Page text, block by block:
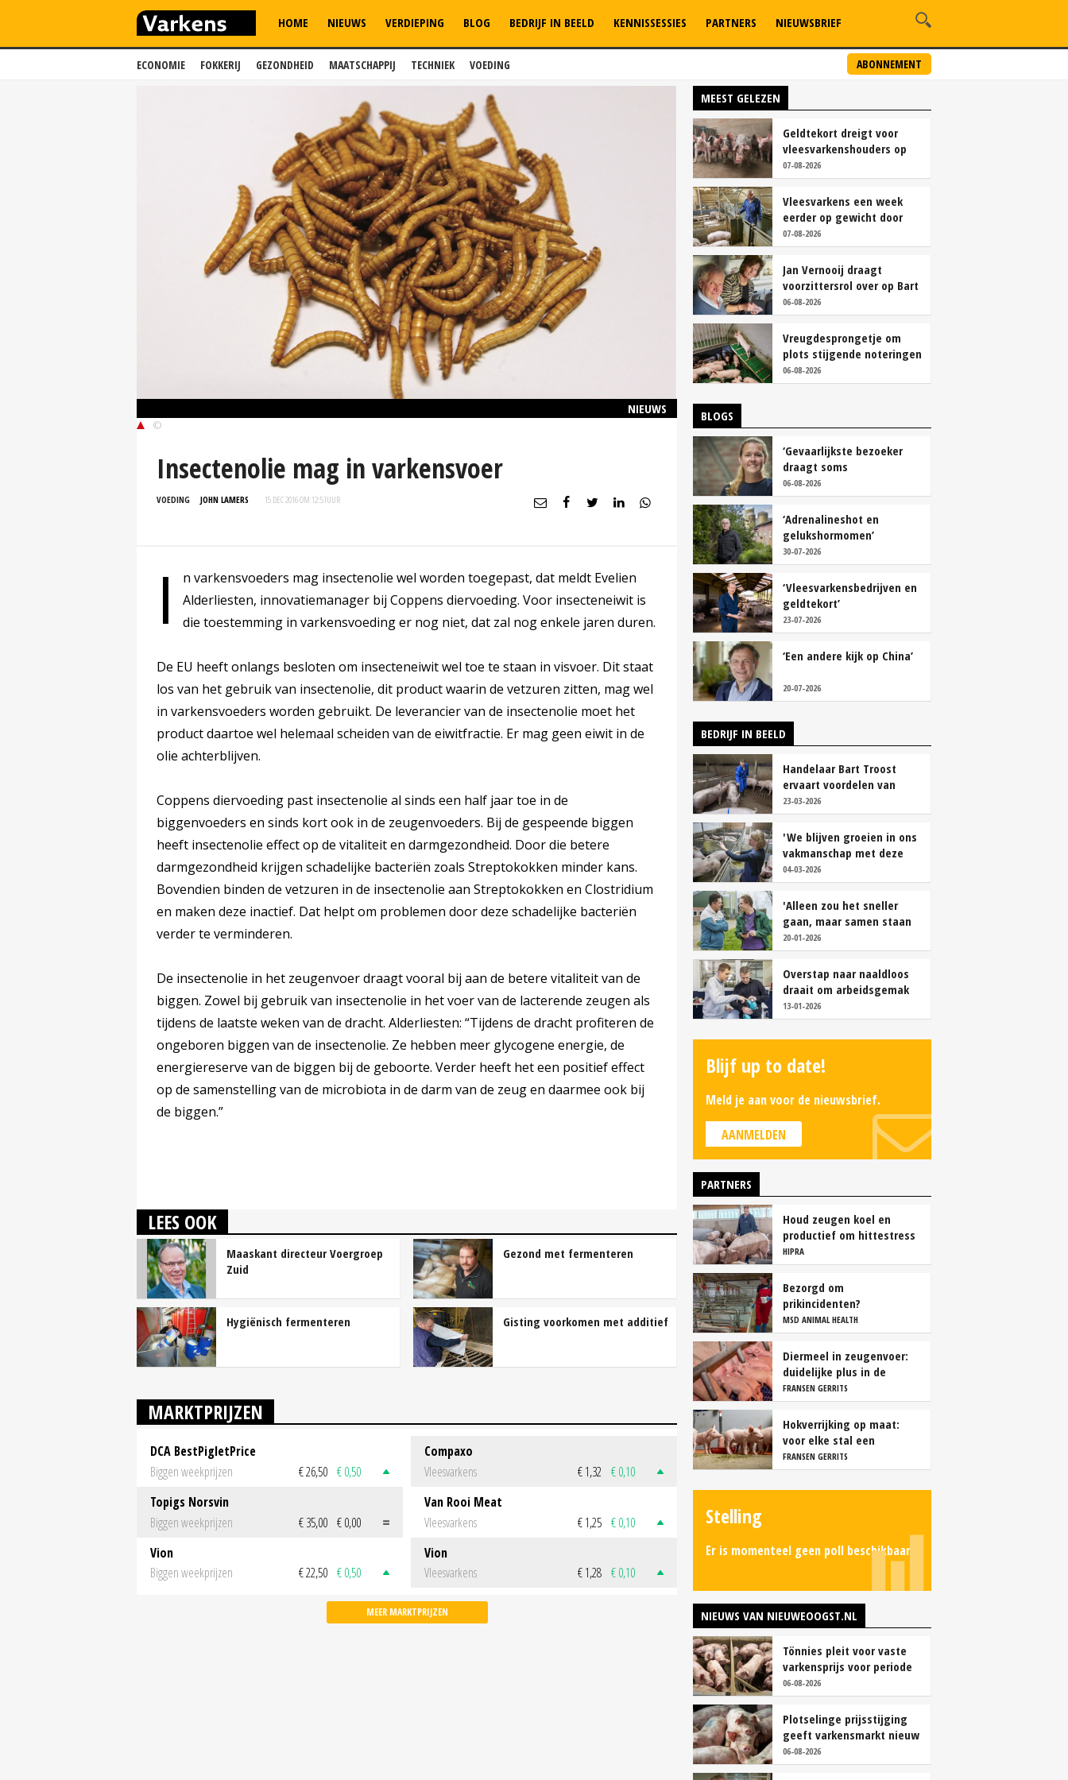
ECONOMIE FOKKERIJ GEZONDHEID MAATSCHAPPIJ TECHNIEK VOEDING ABONNEMENT
HOME NIEUWS VERDIEPING BLOG BEDRIJF IN BEELD KENNISSESSIES PARTNERS NIEUWSBRIEF
NIEUWS
©
Insectenolie mag in varkensvoer
VOEDING JOHN LAMERS 15 DEC 2016 OM 12:51UUR
I
n varkensvoeders mag insectenolie wel worden toegepast, dat meldt Evelien
Alderliesten, innovatiemanager bij Coppens diervoeding. Voor insecteneiwit is
die toestemming in varkensvoeding er nog niet, dat zal nog enkele jaren duren.
De EU heeft onlangs besloten om insecteneiwit wel toe te staan in visvoer. Dit staat
los van het gebruik van insectenolie, dit product waarin de vetzuren zitten, mag wel
in varkensvoeders worden gebruikt. De leverancier van de insectenolie moet het
product daartoe wel helemaal scheiden van de eiwitfractie. Er mag geen eiwit in de
olie achterblijven.
Coppens diervoeding past insectenolie al sinds een half jaar toe in de
biggenvoeders en sinds kort ook in de zeugenvoeders. Bij de gespeende biggen
heeft insectenolie effect op de vitaliteit en darmgezondheid. Door die betere
darmgezondheid krijgen schadelijke bacteriën zoals Streptokokken minder kans.
Bovendien binden de vetzuren in de insectenolie aan Streptokokken en Clostridium
en maken deze inactief. Dat helpt om problemen door deze schadelijke bacteriën
verder te verminderen.
De insectenolie in het zeugenvoer draagt vooral bij aan de betere vitaliteit van de
biggen. Zowel bij gebruik van insectenolie in het voer van de lacterende zeugen als
tijdens de laatste weken van de dracht. Alderliesten: “Tijdens de dracht profiteren de
ongeboren biggen van de insectenolie. Ze hebben meer glycogene energie, de
energiereserve van de biggen bij de geboorte. Verder heeft het een positief effect
op de samenstelling van de microbiota in de darm van de zeug en daarmee ook bij
de biggen.”
LEES OOK
Maaskant directeur Voergroep
Zuid
Gezond met fermenteren
Hygiënisch fermenteren Gisting voorkomen met additief
MARKTPRIJZEN
DCA BestPigletPrice
Biggen weekprijzen
€ 26,50 € 0,50
Topigs Norsvin
Biggen weekprijzen
€ 35,00 € 0,00
Vion
Biggen weekprijzen
€ 22,50 € 0,50
Compaxo
Vleesvarkens
€ 1,32 € 0,10
Van Rooi Meat
Vleesvarkens
€ 1,25 € 0,10
Vion
Vleesvarkens
€ 1,28 € 0,10
MEER MARKTPRIJZEN
MEEST GELEZEN
Geldtekort dreigt voor
vleesvarkenshouders op
vrije markt
07-08-2026
Vleesvarkens een week
eerder op gewicht door
continu aanbod van
brijvoer
07-08-2026
Jan Vernooij draagt
voorzittersrol over op Bart
Camps
06-08-2026
Vreugdesprongetje om
plots stijgende noteringen
06-08-2026
BLOGS
‘Gevaarlijkste bezoeker
draagt soms
overschoenen’
06-08-2026
‘Adrenalineshot en
gelukshormomen’
30-07-2026
‘Vleesvarkensbedrijven en
geldtekort’
23-07-2026
‘Een andere kijk op China’
20-07-2026
BEDRIJF IN BEELD
Handelaar Bart Troost
ervaart voordelen van
coöperatieve voerfusie
23-03-2026
'We blijven groeien in ons
vakmanschap met deze
teamaanpak'
04-03-2026
'Alleen zou het sneller
gaan, maar samen staan
we stukken sterker'
20-01-2026
Overstap naar naaldloos
draait om arbeidsgemak
en diervriendelijkheid
13-01-2026
Blijf up to date!
Meld je aan voor de nieuwsbrief.
AANMELDEN
PARTNERS
Houd zeugen koel en
productief om hittestress
te voorkomen
HIPRA
Bezorgd om
prikincidenten?
MSD ANIMAL HEALTH
Diermeel in zeugenvoer:
duidelijke plus in de
kraamstal
FRANSEN GERRITS
Hokverrijking op maat:
voor elke stal een
oplossing
FRANSEN GERRITS
Stelling
Er is momenteel geen poll beschikbaar.
NIEUWS VAN NIEUWEOOGST.NL
Tönnies pleit voor vaste
varkensprijs voor periode
van zes maanden
06-08-2026
Plotselinge prijsstijging
geeft varkensmarkt nieuw
perspectief
06-08-2026